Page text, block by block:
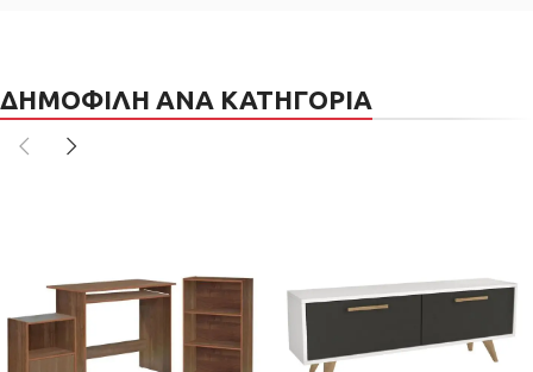
ΔΗΜΟΦΙΛΗ ΑΝΑ ΚΑΤΗΓΟΡΙΑ